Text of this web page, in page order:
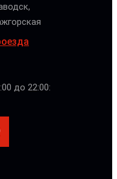
до 22:00: